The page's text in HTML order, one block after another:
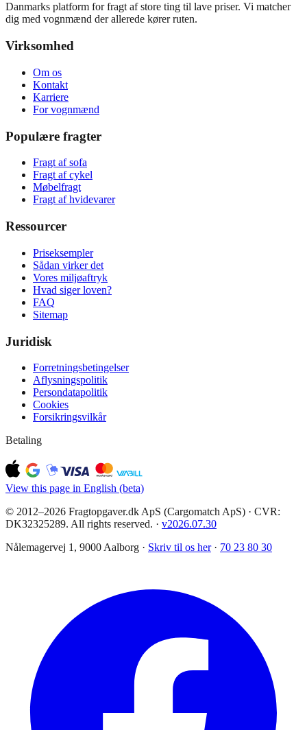
Danmarks platform for fragt af store ting til lave priser. Vi matcher
dig med vognmænd der allerede kører ruten.
Virksomhed
Om os
Kontakt
Karriere
For vognmænd
Populære fragter
Fragt af sofa
Fragt af cykel
Møbelfragt
Fragt af hvidevarer
Ressourcer
Priseksempler
Sådan virker det
Vores miljøaftryk
Hvad siger loven?
FAQ
Sitemap
Juridisk
Forretningsbetingelser
Aflysningspolitik
Persondatapolitik
Cookies
Forsikringsvilkår
Betaling
View this page in English (beta)
© 2012–2026 Fragtopgaver.dk ApS (Cargomatch ApS) · CVR:
DK32325289. All rights reserved. · v2026.07.30
Nålemagervej 1, 9000 Aalborg · Skriv til os her · 70 23 80 30